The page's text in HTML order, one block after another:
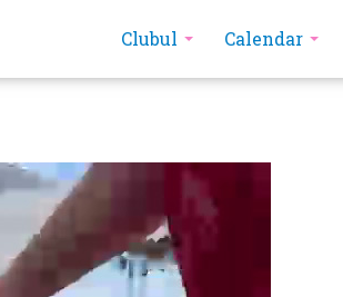
Clubul Calendar